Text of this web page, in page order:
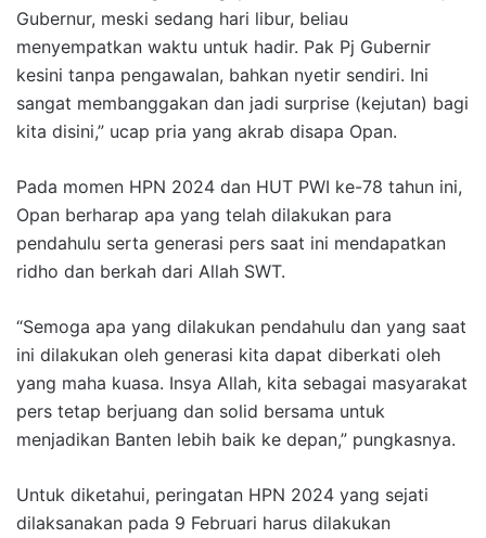
Gubernur, meski sedang hari libur, beliau
menyempatkan waktu untuk hadir. Pak Pj Gubernir
kesini tanpa pengawalan, bahkan nyetir sendiri. Ini
sangat membanggakan dan jadi surprise (kejutan) bagi
kita disini,” ucap pria yang akrab disapa Opan.
Pada momen HPN 2024 dan HUT PWI ke-78 tahun ini,
Opan berharap apa yang telah dilakukan para
pendahulu serta generasi pers saat ini mendapatkan
ridho dan berkah dari Allah SWT.
“Semoga apa yang dilakukan pendahulu dan yang saat
ini dilakukan oleh generasi kita dapat diberkati oleh
yang maha kuasa. Insya Allah, kita sebagai masyarakat
pers tetap berjuang dan solid bersama untuk
menjadikan Banten lebih baik ke depan,” pungkasnya.
Untuk diketahui, peringatan HPN 2024 yang sejati
dilaksanakan pada 9 Februari harus dilakukan